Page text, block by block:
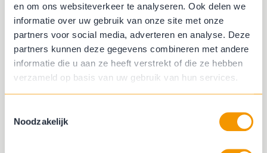
en om ons websiteverkeer te analyseren. Ook delen we
informatie over uw gebruik van onze site met onze
partners voor social media, adverteren en analyse. Deze
partners kunnen deze gegevens combineren met andere
informatie die u aan ze heeft verstrekt of die ze hebben
verzameld op basis van uw gebruik van hun services.
Noodzakelijk
Solliciteren?
zelfstandigheid, waarbij je werkt